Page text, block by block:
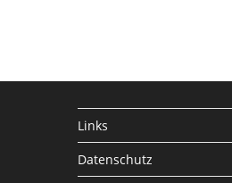
Links
Datenschutz